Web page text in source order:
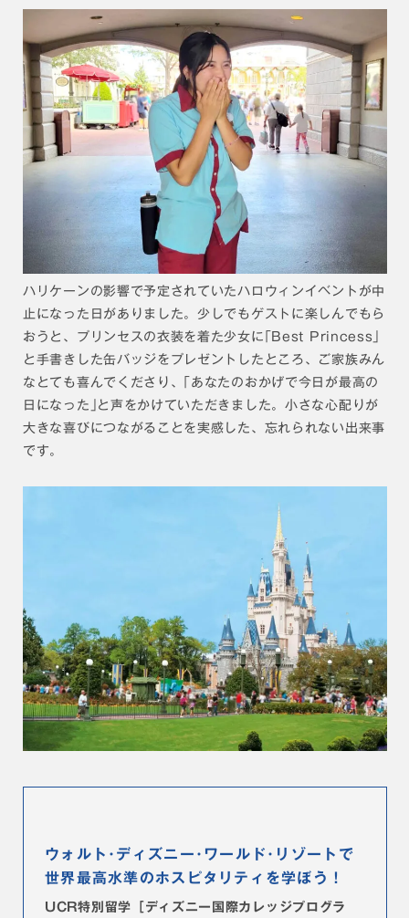
ハリケーンの影響で予定されていたハロウィンイベントが中
止になった日がありました。少しでもゲストに楽しんでもら
おうと、プリンセスの衣装を着た少女に｢Best Princess｣
と手書きした缶バッジをプレゼントしたところ、ご家族みん
なとても喜んでくださり、｢あなたのおかげで今日が最高の
日になった｣と声をかけていただきました。小さな心配りが
大きな喜びにつながることを実感した、忘れられない出来事
です。
ウォルト･ディズニー･ワールド･リゾートで
世界最高水準のホスピタリティを学ぼう！
UCR特別留学［ディズニー国際カレッジプログラ